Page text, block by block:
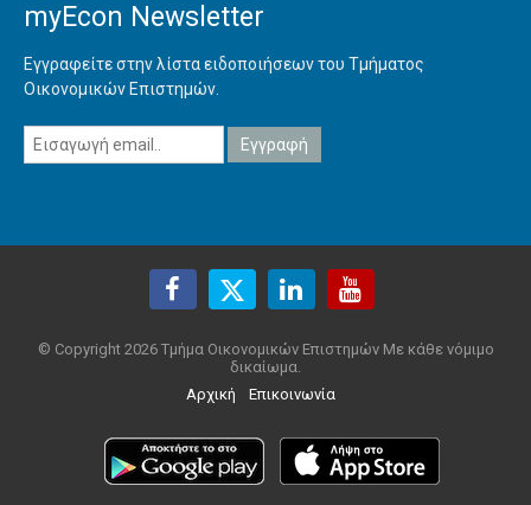
myEcon Newsletter
Εγγραφείτε στην λίστα ειδοποιήσεων του Τμήματος
Οικονομικών Επιστημών.
© Copyright 2026 Τμήμα Οικονομικών Επιστημών Με κάθε νόμιμο
δικαίωμα.
Αρχική
Επικοινωνία